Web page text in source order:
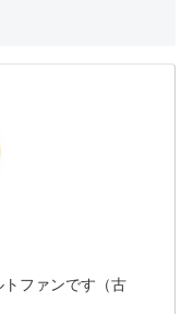
ファンです（古